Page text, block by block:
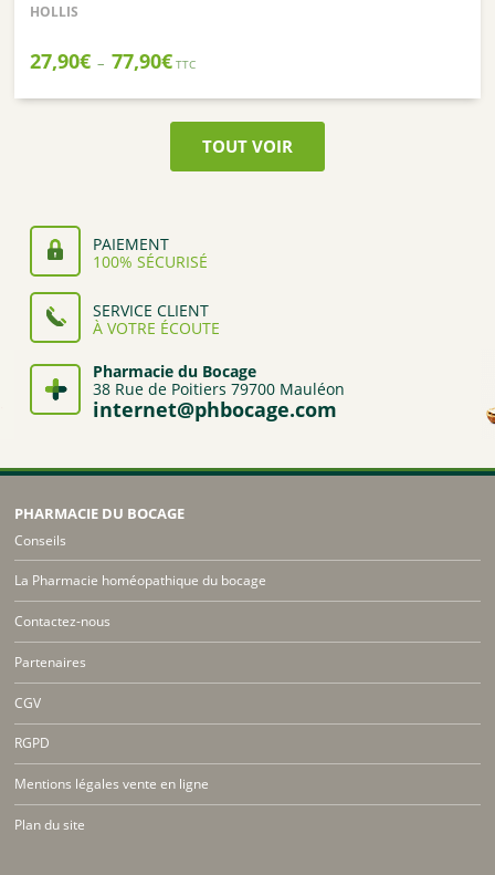
HOLLIS
27,90€ – 77,90€Plage
prix :
27,90€
TTC
TOUT VOIR
PAIEMENT
100% SÉCURISÉ
SERVICE CLIENT
À VOTRE ÉCOUTE
Pharmacie du Bocage
38 Rue de Poitiers 79700 Mauléon
internet@phbocage.com
PHARMACIE DU BOCAGE
Conseils
La Pharmacie homéopathique du bocage
Contactez-nous
Partenaires
CGV
RGPD
Mentions légales vente en ligne
Plan du site